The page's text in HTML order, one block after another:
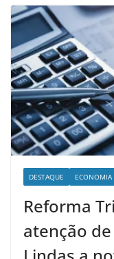
DESTAQUE ECONOMIA
Reforma
atenção